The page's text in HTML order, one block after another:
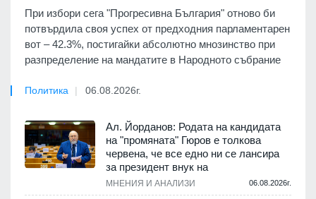
При избори сега "Прогресивна България" отново би
потвърдила своя успех от предходния парламентарен
вот – 42.3%, постигайки абсолютно мнозинство при
разпределение на мандатите в Народното събрание
Политика 06.08.2026г.
Ал. Йорданов: Родата на кандидата
на "промяната" Гюров е толкова
червена, че все едно ни се лансира
за президент внук на
МНЕНИЯ И АНАЛИЗИ 06.08.2026г.